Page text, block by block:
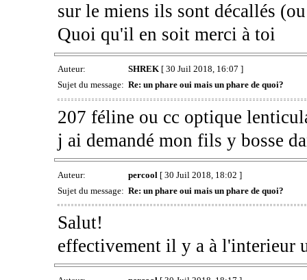
sur le miens ils sont décallés
Quoi qu'il en soit merci à toi
Auteur: SHREK[ 30 Juil 2018, 16:07 ]
Sujet du message: Re: un phare oui mais un phare de quoi?
207 féline ou cc optique
j ai demandé mon fils y bosse
Auteur: percool [ 30 Juil 2018, 18:02 ]
Sujet du message: Re: un phare oui mais un phare de quoi?
Salut!
effectivement il y a à l'interieur